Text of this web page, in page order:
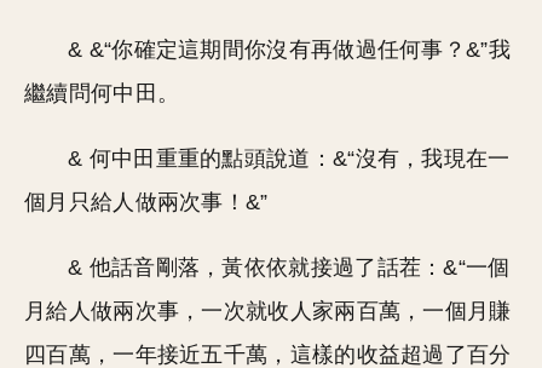
& &“你確定這期間你沒有再做過任何事？&”我
繼續問何中田。
& 何中田重重的點頭說道：&“沒有，我現在一
個月只給人做兩次事！&”
& 他話音剛落，黃依依就接過了話茬：&“一個
月給人做兩次事，一次就收人家兩百萬，一個月賺
四百萬，一年接近五千萬，這樣的收益超過了百分